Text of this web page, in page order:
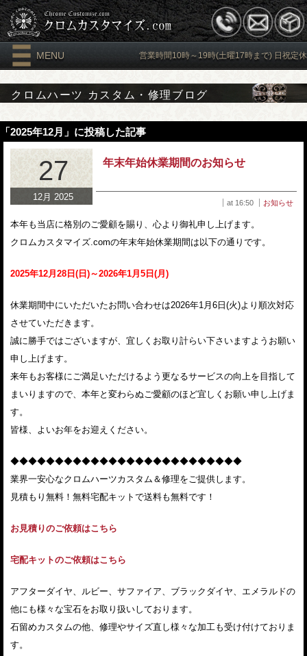
MENU 営業時間10時～19時(土曜17時まで) 日祝定休
クロムハーツ カスタム・修理ブログ
「2025年12月」に投稿した記事
27
12月 2025
年末年始休業期間のお知らせ
at 16:50 お知らせ
本年も当店に格別のご愛顧を賜り、心より御礼申し上げます。
クロムカスタマイズ.comの年末年始休業期間は以下の通りです。
2025年12月28日(日)～2026年1月5日(月)
休業期間中にいただいたお問い合わせは2026年1月6日(火)より順次対応
させていただきます。
誠に勝手ではございますが、宜しくお取り計らい下さいますようお願い
申し上げます。
来年もお客様にご満足いただけるよう更なるサービスの向上を目指して
まいりますので、本年と変わらぬご愛顧のほど宜しくお願い申し上げま
す。
皆様、よいお年をお迎えください。
◆◆◆◆◆◆◆◆◆◆◆◆◆◆◆◆◆◆◆◆◆◆◆◆◆◆
業界一安心なクロムハーツカスタム＆修理をご提供します。
見積もり無料！無料宅配キットで送料も無料です！
お見積りのご依頼はこちら
宅配キットのご依頼はこちら
アフターダイヤ、ルビー、サファイア、ブラックダイヤ、エメラルドの
他にも様々な宝石をお取り扱いしております。
石留めカスタムの他、修理やサイズ直し様々な加工も受け付けておりま
す。